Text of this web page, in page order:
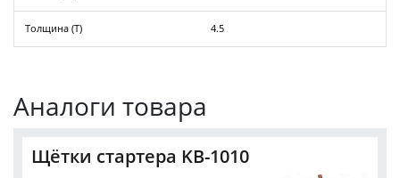
Толщина (T) 4.5
Аналоги товара
Щётки стартера KB-1010